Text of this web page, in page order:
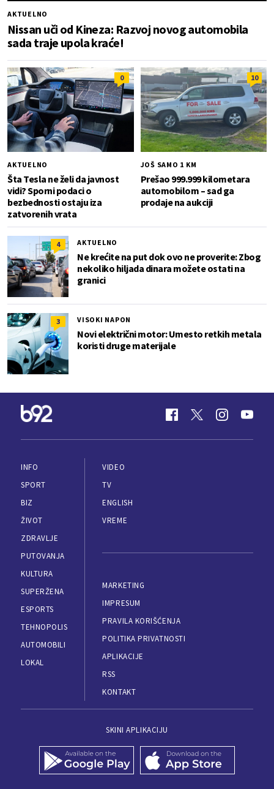
AKTUELNO
Nissan uči od Kineza: Razvoj novog automobila
sada traje upola kraće!
0
AKTUELNO
Šta Tesla ne želi da javnost
vidi? Sporni podaci o
bezbednosti ostaju iza
zatvorenih vrata
10
JOŠ SAMO 1 KM
Prešao 999.999 kilometara
automobilom – sad ga
prodaje na aukciji
4 AKTUELNO
Ne krećite na put dok ovo ne proverite: Zbog
nekoliko hiljada dinara možete ostati na
granici
3 VISOKI NAPON
Novi električni motor: Umesto retkih metala
koristi druge materijale
INFO
SPORT
BIZ
ŽIVOT
ZDRAVLJE
PUTOVANJA
KULTURA
SUPERŽENA
ESPORTS
TEHNOPOLIS
AUTOMOBILI
LOKAL
VIDEO
TV
ENGLISH
VREME
MARKETING
IMPRESUM
PRAVILA KORIŠĆENJA
POLITIKA PRIVATNOSTI
APLIKACIJE
RSS
KONTAKT
SKINI APLIKACIJU